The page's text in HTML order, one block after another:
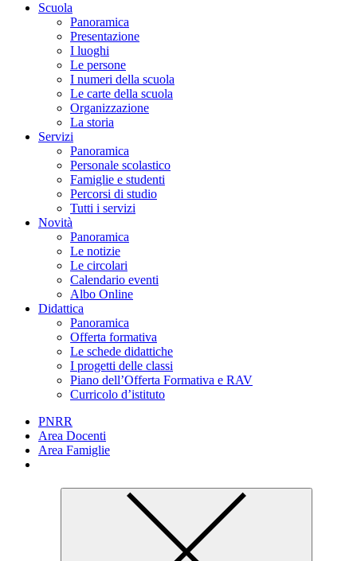
Scuola
Panoramica
Presentazione
I luoghi
Le persone
I numeri della scuola
Le carte della scuola
Organizzazione
La storia
Servizi
Panoramica
Personale scolastico
Famiglie e studenti
Percorsi di studio
Tutti i servizi
Novità
Panoramica
Le notizie
Le circolari
Calendario eventi
Albo Online
Didattica
Panoramica
Offerta formativa
Le schede didattiche
I progetti delle classi
Piano dell’Offerta Formativa e RAV
Curricolo d’istituto
PNRR
Area Docenti
Area Famiglie